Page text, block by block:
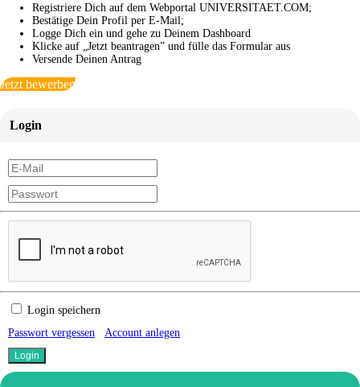
Registriere Dich auf dem Webportal UNIVERSITAET.COM;
Bestätige Dein Profil per E-Mail;
Logge Dich ein und gehe zu Deinem Dashboard
Klicke auf „Jetzt beantragen” und fülle das Formular aus
Versende Deinen Antrag
Jetzt bewerben
Login
Login speichern
Passwort vergessen
Account anlegen